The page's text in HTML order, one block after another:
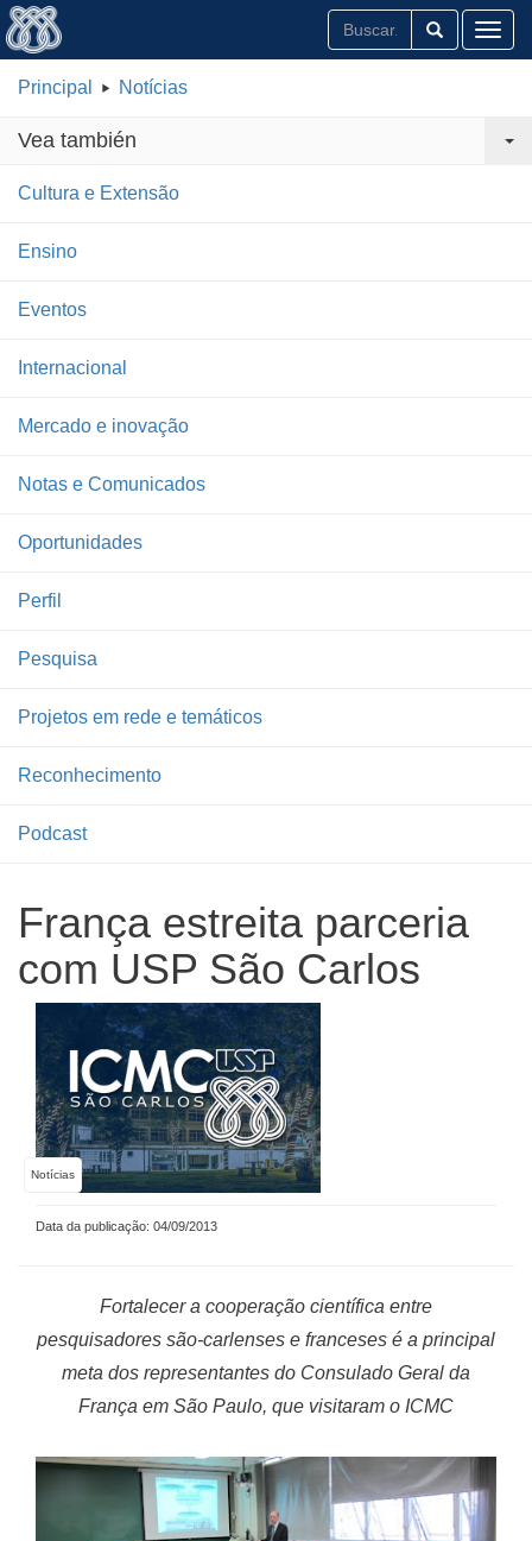
Principal Notícias
Vea también
Cultura e Extensão
Ensino
Eventos
Internacional
Mercado e inovação
Notas e Comunicados
Oportunidades
Perfil
Pesquisa
Projetos em rede e temáticos
Reconhecimento
Podcast
França estreita parceria
com USP São Carlos
Notícias
Data da publicação: 04/09/2013
Fortalecer a cooperação científica entre
pesquisadores são-carlenses e franceses é a principal
meta dos representantes do Consulado Geral da
França em São Paulo, que visitaram o ICMC